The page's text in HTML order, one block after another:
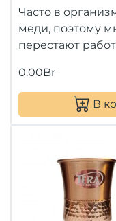
Часто в
меди, поэтому
перестают
0.00Br
В